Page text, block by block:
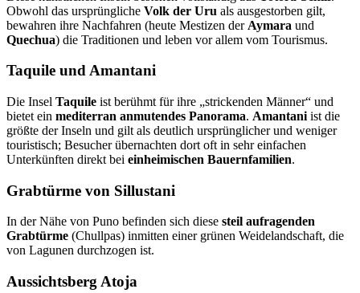
Obwohl das ursprüngliche Volk der Uru als ausgestorben gilt,
bewahren ihre Nachfahren (heute Mestizen der Aymara und
Quechua) die Traditionen und leben vor allem vom Tourismus.
Taquile und Amantani
Die Insel Taquile ist berühmt für ihre „strickenden Männer“ und
bietet ein mediterran anmutendes Panorama. Amantani ist die
größte der Inseln und gilt als deutlich ursprünglicher und weniger
touristisch; Besucher übernachten dort oft in sehr einfachen
Unterkünften direkt bei einheimischen Bauernfamilien.
Grabtürme von Sillustani
In der Nähe von Puno befinden sich diese steil aufragenden
Grabtürme (Chullpas) inmitten einer grünen Weidelandschaft, die
von Lagunen durchzogen ist.
Aussichtsberg Atoja